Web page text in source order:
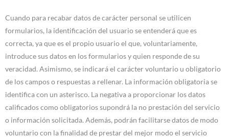
Cuando para recabar datos de carácter personal se utilicen
formularios, la identificación del usuario se entenderá que es
correcta, ya que es el propio usuario el que, voluntariamente,
introduce sus datos en los formularios y quien responde de su
veracidad. Asimismo, se indicará el carácter voluntario u obligatorio
de los campos o respuestas a rellenar. La información obligatoria se
identifica con un asterisco. La negativa a proporcionar los datos
calificados como obligatorios supondrá la no prestación del servicio
o información solicitada. Además, podrán facilitarse datos de modo
voluntario con la finalidad de prestar del mejor modo el servicio